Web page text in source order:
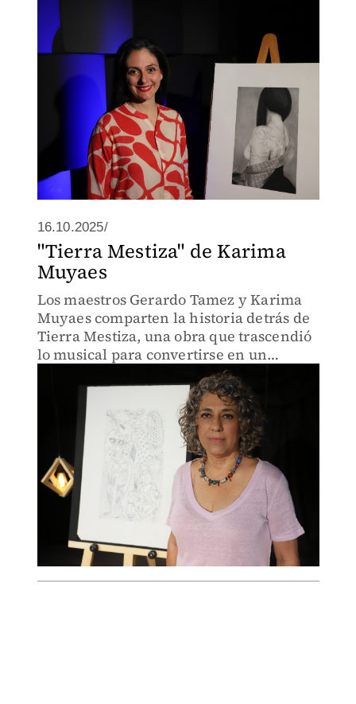
agradecimiento profundo y terminó
convertida en un himno de identidad
nacional.
16.10.2025/
"Tierra Mestiza" de Karima
Muyaes
Los maestros Gerardo Tamez y Karima
Muyaes comparten la historia detrás de
Tierra Mestiza, una obra que trascendió
lo musical para convertirse en un
símbolo del mestizaje mexicano.